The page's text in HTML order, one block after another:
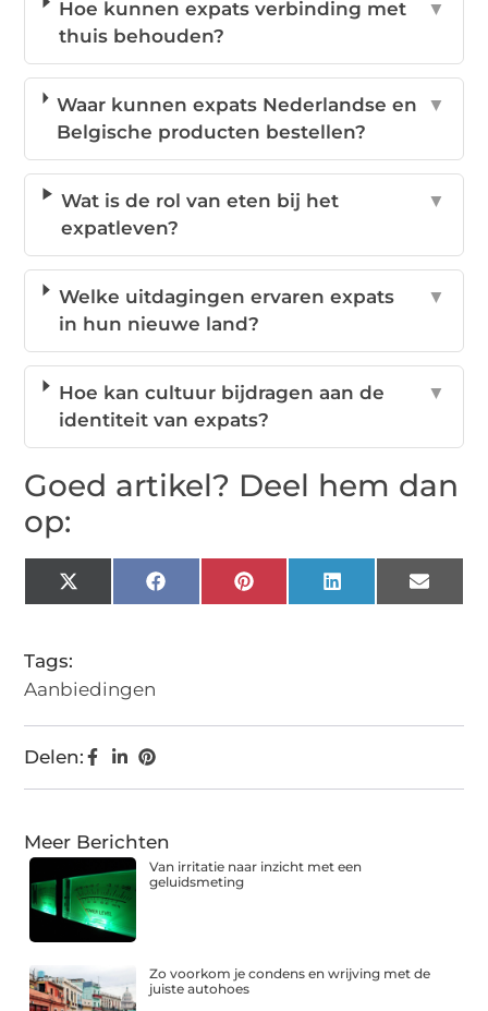
Hoe kunnen expats verbinding met
thuis behouden?
▼
Waar kunnen expats Nederlandse en
Belgische producten bestellen?
▼
Wat is de rol van eten bij het
expatleven?
▼
Welke uitdagingen ervaren expats
in hun nieuwe land?
▼
Hoe kan cultuur bijdragen aan de
identiteit van expats?
▼
Goed artikel? Deel hem dan
op:
X
(Twitter)
FacebookPinterestLinkedIn Email
Tags:
Aanbiedingen
Delen:
Meer Berichten
Van irritatie naar inzicht met een
geluidsmeting
Zo voorkom je condens en wrijving met de
juiste autohoes